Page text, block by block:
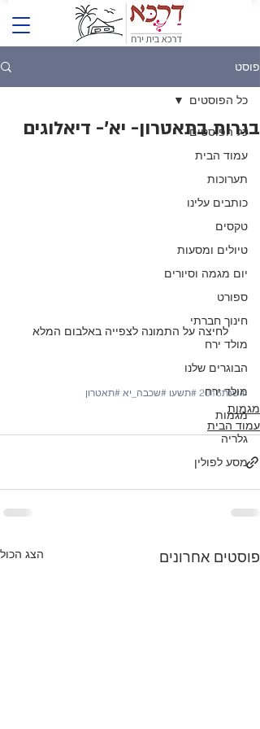
פוסט
כל הפוסטים
עמוד הבית
תערוכות
כותבים עלינו
טקסים
טיולים ומסעות
יום מגמה וסיורים
ספורט
חינוך חברתי
מולד ירח
הבוגרים שלנו
מולד ירח
מגמות
גלריה
מסע לפולין
כל הפוסטים
בגרות בתאטרון- יא'- דיאלוגים
לחיצה על התמונה לצפייה באלבום המלא
#שנת2016 #תשעו #שכבה_יא #תאטרון
מגמות
עמוד הבית
פוסטים אחרונים הצג הכול